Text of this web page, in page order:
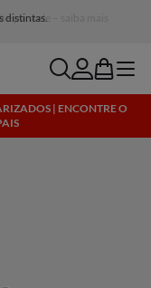
distintas.
searchaccount
bag menu
| ENCONTRE O